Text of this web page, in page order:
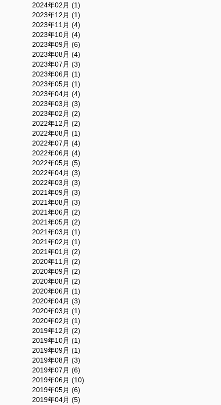
2024年02月 (1)
2023年12月 (1)
2023年11月 (4)
2023年10月 (4)
2023年09月 (6)
2023年08月 (4)
2023年07月 (3)
2023年06月 (1)
2023年05月 (1)
2023年04月 (4)
2023年03月 (3)
2023年02月 (2)
2022年12月 (2)
2022年08月 (1)
2022年07月 (4)
2022年06月 (4)
2022年05月 (5)
2022年04月 (3)
2022年03月 (3)
2021年09月 (3)
2021年08月 (3)
2021年06月 (2)
2021年05月 (2)
2021年03月 (1)
2021年02月 (1)
2021年01月 (2)
2020年11月 (2)
2020年09月 (2)
2020年08月 (2)
2020年06月 (1)
2020年04月 (3)
2020年03月 (1)
2020年02月 (1)
2019年12月 (2)
2019年10月 (1)
2019年09月 (1)
2019年08月 (3)
2019年07月 (6)
2019年06月 (10)
2019年05月 (6)
2019年04月 (5)